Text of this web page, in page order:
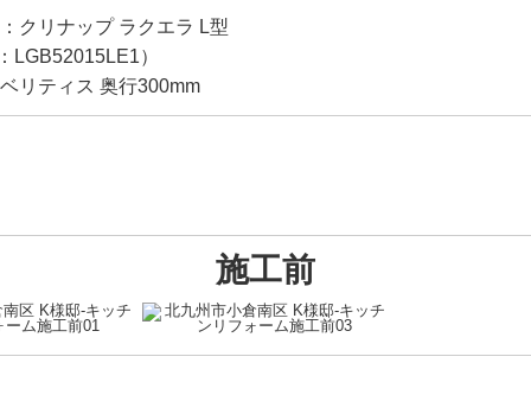
クリナップ ラクエラ L型
LGB52015LE1）
リティス 奥行300mm
施工前